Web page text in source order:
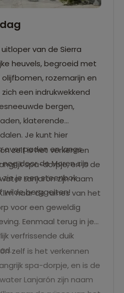
van de Sierra
heuvels, begroeid met
rozemarijn en
een indrukwekkend
bergen,
klaterende
Je kunt hier
over paden en langs
door de Moren zijn
zie je een steenbok
wilde berggeiten!
zelf is het verkennen
spa-dorpje, en is de
Lanjarón zijn naam
naar de ruïnes van het
voor een geweldig
Eenmaal terug in je
verfrissende duik
zelf is het verkennen
spa-dorpje, en is de
Lanjarón zijn naam